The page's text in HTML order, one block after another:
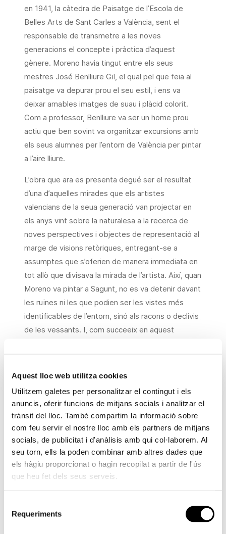
Aquest lloc web utilitza cookies
Utilitzem galetes per personalitzar el contingut i els
anuncis, oferir funcions de mitjans socials i analitzar el
trànsit del lloc. També compartim la informació sobre
com feu servir el nostre lloc amb els partners de mitjans
socials, de publicitat i d'anàlisis amb qui col·laborem. Al
seu torn, ells la poden combinar amb altres dades que
els hàgiu proporcionat o hagin recopilat a partir de l'ús
que heu fet dels seus serveis.
Requeriments
en 1941, la càtedra de Paisatge de l’Escola de
Belles Arts de Sant Carles a València, sent el
responsable de transmetre a les noves
generacions el concepte i pràctica d’aquest
gènere. Moreno havia tingut entre els seus
mestres José Benlliure Gil, el qual pel que feia al
paisatge va depurar prou el seu estil, i ens va
deixar amables imatges de suau i plàcid colorit.
Com a professor, Benlliure va ser un home prou
actiu que ben sovint va organitzar excursions amb
els seus alumnes per l’entorn de València per pintar
a l’aire lliure.
L’obra que ara es presenta degué ser el resultat
d’una d’aquelles mirades que els artistes
valencians de la seua generació van projectar en
els anys vint sobre la naturalesa a la recerca de
noves perspectives i objectes de representació al
marge de visions retòriques, entregant-se a
assumptes que s’oferien de manera immediata en
tot allò que divisava la mirada de l’artista. Així, quan
Moreno va pintar a Sagunt, no es va detenir davant
les ruïnes ni les que podien ser les vistes més
identificables de l’entorn, sinó als racons o declivis
de les vessants. I, com succeeix en aquest
Artística Valenciana. Moreno Gimeno, com tants
paisatgistes d’aleshores, va partir de la tradició de
l’impressionisme valencià que representaven
Sorolla i els sorollistes, però va conduir aquesta
herència cap a una pintura de major solidesa i
pasta que en aquesta obra en concret podria
acostar-se més a la tradició postimpressionista
vista de Sagunt va ser pintada el 1921, en plena
joventut de l’artista. Hi aborda el tema del camí